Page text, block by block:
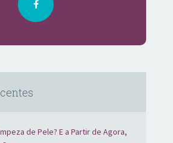
de Pele? E a Partir de Agora,